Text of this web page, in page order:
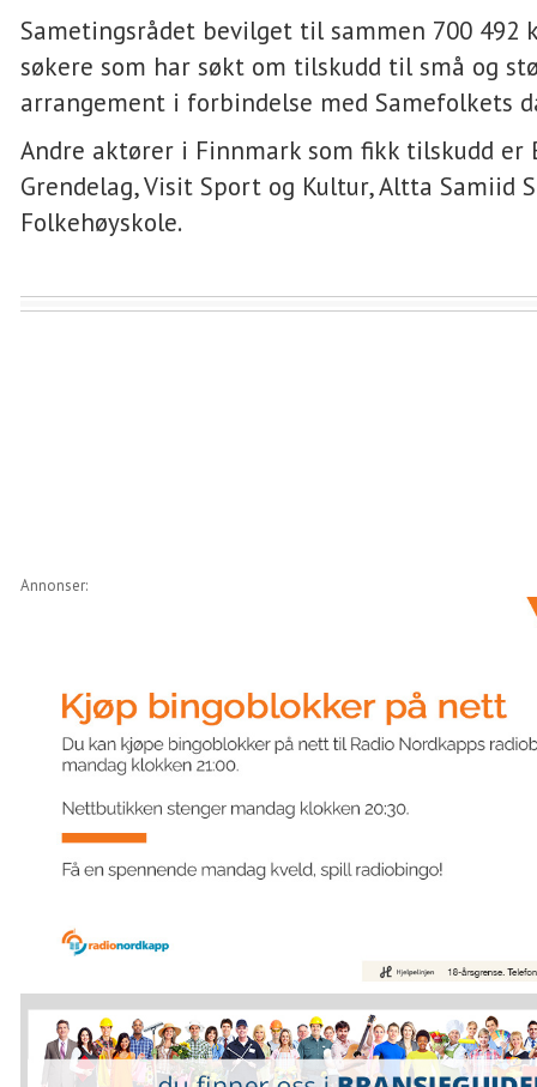
Sametingsrådet bevilget til sammen 700 492
søkere som har søkt om tilskudd til små og
arrangement i forbindelse med Samefolkets
Andre aktører i Finnmark som fikk tilskudd er
Grendelag, Visit Sport og Kultur, Altta Samiid
Folkehøyskole.
Annonser: